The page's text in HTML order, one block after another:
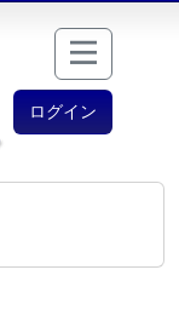
ログイン